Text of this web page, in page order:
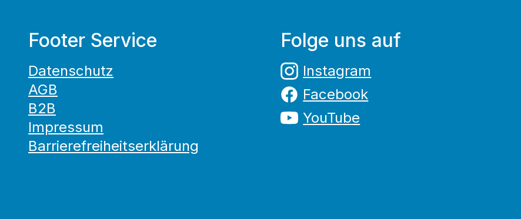
Footer Service
Datenschutz
AGB
B2B
Impressum
Barrierefreiheitserklärung
Folge uns auf
Instagram
Facebook
YouTube